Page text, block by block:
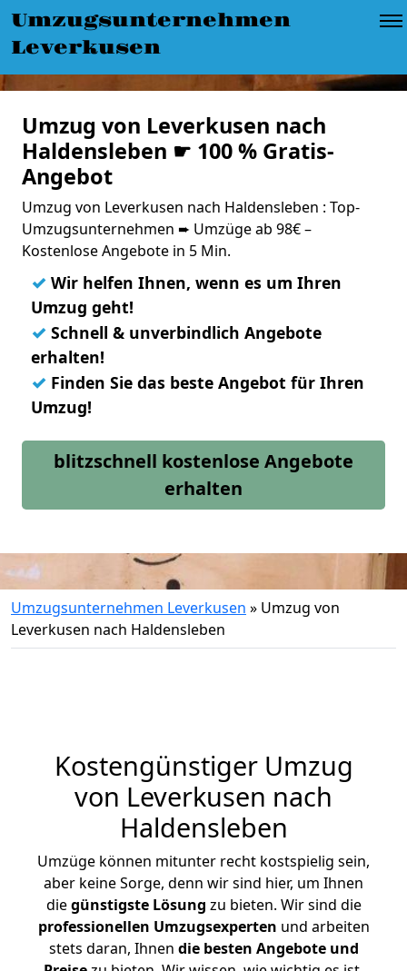
Umzugsunternehmen
Leverkusen
Umzug von Leverkusen nach
Haldensleben ☛ 100 % Gratis-
Angebot
Umzug von Leverkusen nach Haldensleben : Top-
Umzugsunternehmen ➨ Umzüge ab 98€ –
Kostenlose Angebote in 5 Min.
✓ Wir helfen Ihnen, wenn es um Ihren
Umzug geht!
✓ Schnell & unverbindlich Angebote
erhalten!
✓ Finden Sie das beste Angebot für Ihren
Umzug!
blitzschnell kostenlose Angebote
erhalten
Umzugsunternehmen Leverkusen » Umzug von
Leverkusen nach Haldensleben
Kostengünstiger Umzug
von Leverkusen nach
Haldensleben
Umzüge können mitunter recht kostspielig sein,
aber keine Sorge, denn wir sind hier, um Ihnen
diegünstigste Lösung zu bieten. Wir sind die
professionellen Umzugsexperten und arbeiten
stets daran, Ihnen die besten Angebote und